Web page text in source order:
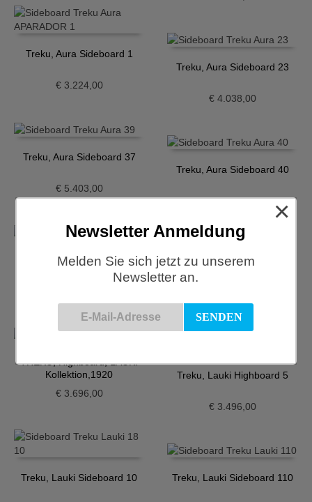
Treku, Aura Sideboard 1
€3.224,00
Treku, Aura Sideboard 23
€ 4.038,00
Treku, Aura Sideboard 37
€5.403,00
Treku, Aura Sideboard 40
€3.503,00
Treku, Aura Sideboard 51
Treku, Aura Sideboard 54
€4.167,00
TREKU, Highboard, LAUKI
Kollektion,1920
€3.696,00
Treku, Lauki Highboard 5
€ 3.496,00
Treku, Lauki Sideboard 10 Treku, Lauki Sideboard 110
Newsletter Anmeldung
Melden Sie sich jetzt zu unserem
Newsletter an.
×